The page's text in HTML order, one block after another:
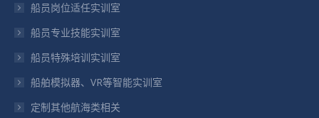
口
中
打
口
中
打
口
中
打
船员岗位适任实训室
船员专业技能实训室
船员特殊培训实训室
船舶模拟器、VR等智能实训室
定制其他航海类相关